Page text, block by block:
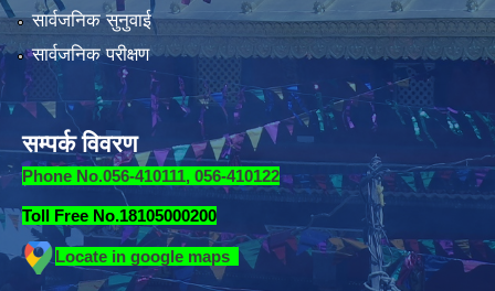
सार्वजनिक सुनुवाई
सार्वजनिक परीक्षण
सम्पर्क विवरण
Phone No.056-410111, 056-410122
Toll Free No.18105000200
Locate in google maps